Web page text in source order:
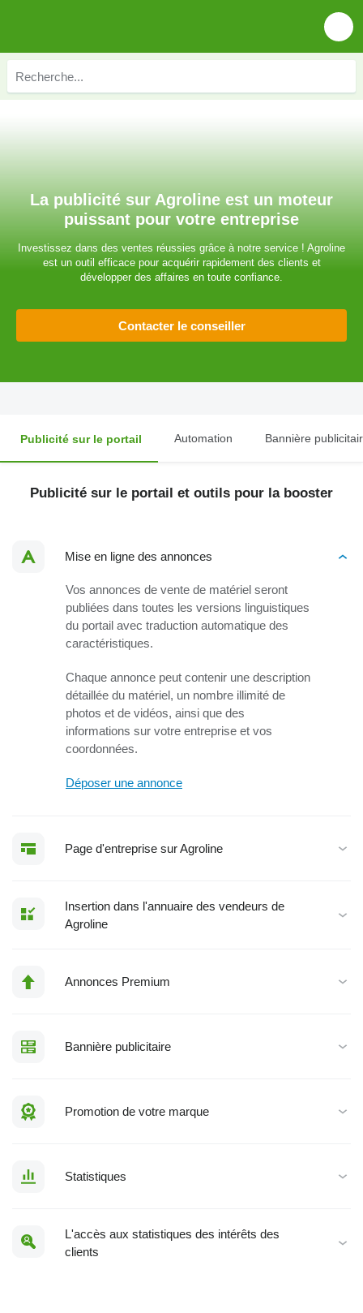
La publicité sur Agroline est un moteur
puissant pour votre entreprise
Investissez dans des ventes réussies grâce à notre service ! Agroline
est un outil efficace pour acquérir rapidement des clients et
développer des affaires en toute confiance.
Contacter le conseiller
Publicité sur le portail Automation Bannière
Publicité sur le portail et outils pour la booster
Mise en ligne des annonces
Vos annonces de vente de matériel seront
publiées dans toutes les versions linguistiques
du portail avec traduction automatique des
caractéristiques.
Chaque annonce peut contenir une description
détaillée du matériel, un nombre illimité de
photos et de vidéos, ainsi que des
informations sur votre entreprise et vos
coordonnées.
Déposer une annonce
Page d'entreprise sur Agroline
Insertion dans l'annuaire des vendeurs de
Agroline
Annonces Premium
Bannière publicitaire
Promotion de votre marque
Statistiques
L'accès aux statistiques des intérêts des
clients